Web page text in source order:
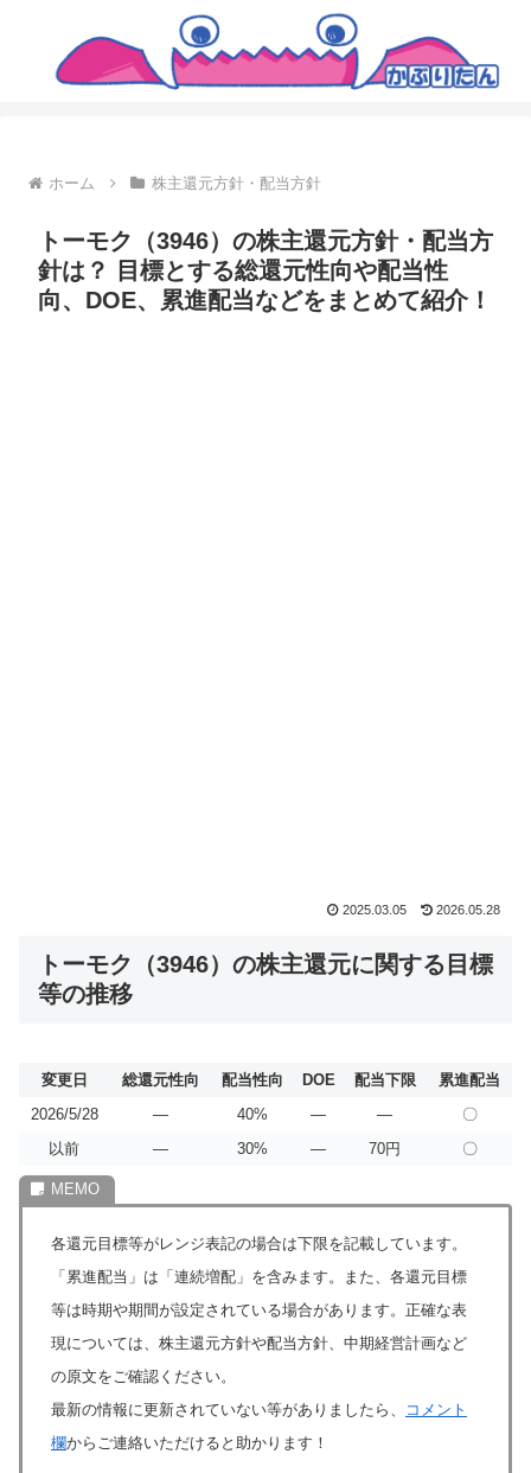
ホーム 株主還元方針・配当方針
トーモク（3946）の株主還元方針・配当方
針は？ 目標とする総還元性向や配当性
向、DOE、累進配当などをまとめて紹介！
2025.03.05 2026.05.28
トーモク（3946）の株主還元に関する目標
等の推移
変更日 総還元性向 配当性向 DOE 配当下限
累進配当
2026/5/28
― 40% ― ―
〇
以前
― 30% ― 70円 〇
各還元目標等がレンジ表記の場合は下限を記載しています。
「累進配当」は「連続増配」を含みます。また、各還元目標
等は時期や期間が設定されている場合があります。正確な表
現については、株主還元方針や配当方針、中期経営計画など
の原文をご確認ください。
最新の情報に更新されていない等がありましたら、
コメント
欄からご連絡いただけると助かります！